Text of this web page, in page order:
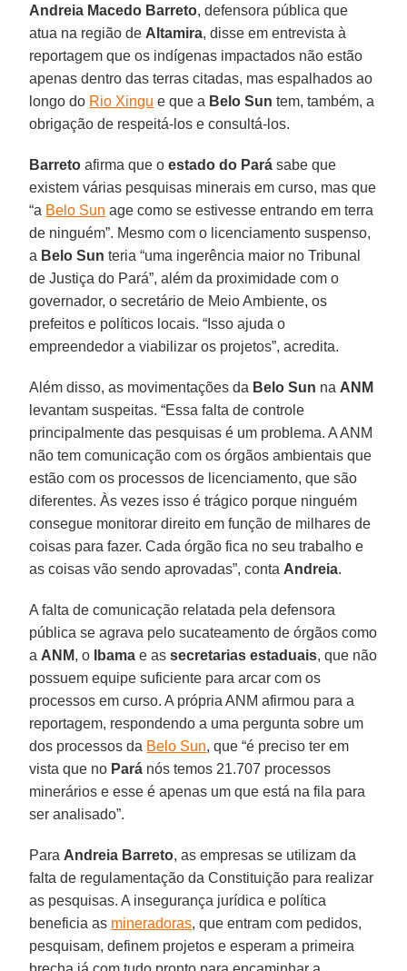
Andreia Macedo Barreto, defensora pública que
atua na região de Altamira, disse em entrevista à
reportagem que os indígenas impactados não estão
apenas dentro das terras citadas, mas espalhados ao
longo do Rio Xingu e que a Belo Sun tem, também, a
obrigação de respeitá-los e consultá-los.
Barreto afirma que oestado do Pará sabe que
existem várias pesquisas minerais em curso, mas que
“a Belo Sun age como se estivesse entrando em terra
de ninguém”. Mesmo com o licenciamento suspenso,
a Belo Sun teria “uma ingerência maior no Tribunal
de Justiça do Pará”, além da proximidade com o
governador, o secretário de Meio Ambiente, os
prefeitos e políticos locais. “Isso ajuda o
empreendedor a viabilizar os projetos”, acredita.
Além disso, as movimentações da Belo Sun na ANM
levantam suspeitas. “Essa falta de controle
principalmente das pesquisas é um problema. A ANM
não tem comunicação com os órgãos ambientais que
estão com os processos de licenciamento, que são
diferentes. Às vezes isso é trágico porque ninguém
consegue monitorar direito em função de milhares de
coisas para fazer. Cada órgão fica no seu trabalho e
as coisas vão sendo aprovadas”, conta Andreia.
A falta de comunicação relatada pela defensora
pública se agrava pelo sucateamento de órgãos como
a ANM, o Ibama e assecretarias estaduais, que não
possuem equipe suficiente para arcar com os
processos em curso. A própria ANM afirmou para a
reportagem, respondendo a uma pergunta sobre um
dos processos da Belo Sun, que “é preciso ter em
vista que no Pará nós temos 21.707 processos
minerários e esse é apenas um que está na fila para
ser analisado”.
Para Andreia Barreto, as empresas se utilizam da
falta de regulamentação da Constituição para realizar
as pesquisas. A insegurança jurídica e política
beneficia as mineradoras, que entram com pedidos,
pesquisam, definem projetos e esperam a primeira